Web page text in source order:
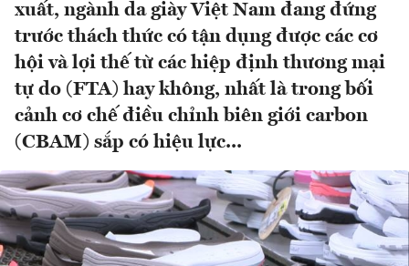
xuất, ngành da giày Việt Nam đang đứng
trước thách thức có tận dụng được các cơ
hội và lợi thế từ các hiệp định thương mại
tự do (FTA) hay không, nhất là trong bối
cảnh cơ chế điều chỉnh biên giới carbon
(CBAM) sắp có hiệu lực...